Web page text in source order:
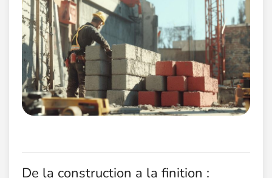
De la construction a la finition :